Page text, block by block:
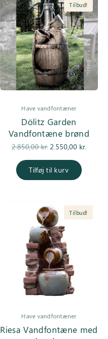
Tilbud!
Have vandfontæner
Dölitz Garden
Vandfontæne brønd
2.850,00kr.
Den
oprindelige
pris var:
2.850,00 kr..
2.550,00 kr.
Tilføj til kurv
Tilbud!
Have vandfontæner
Riesa Vandfontæne med